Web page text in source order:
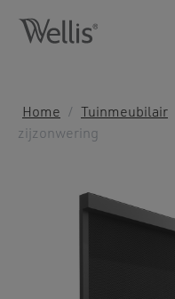
Home / Tuinmeubilair
zijzonwering